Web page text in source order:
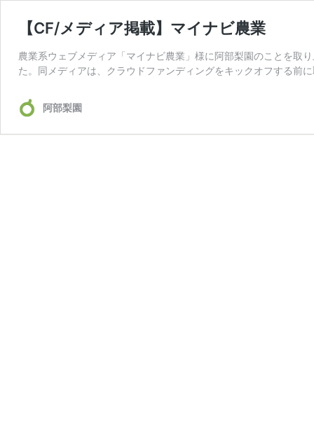
【CF/メディア掲載】マイナビ農業
農業系ウェブメディア「マイナビ農業」様に阿部梨園のことを取
た。同メディアは、クラウドファンディングをキックオフする前
阿部梨園